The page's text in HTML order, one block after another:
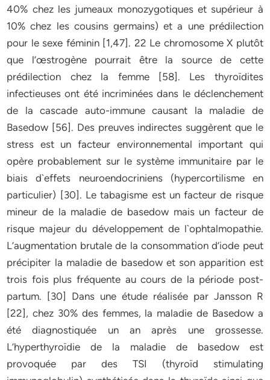
40% chez les jumeaux monozygotiques et supérieur à
10% chez les cousins germains) et a une prédilection
pour le sexe féminin [1,47]. 22 Le chromosome X plutôt
que l’œstrogène pourrait être la source de cette
prédilection chez la femme [58]. Les thyroïdites
infectieuses ont été incriminées dans le déclenchement
de la cascade auto-immune causant la maladie de
Basedow [56]. Des preuves indirectes suggèrent que le
stress est un facteur environnemental important qui
opère probablement sur le système immunitaire par le
biais d`effets neuroendocriniens (hypercortilisme en
particulier) [30]. Le tabagisme est un facteur de risque
mineur de la maladie de basedow mais un facteur de
risque majeur du développement de l`ophtalmopathie.
L’augmentation brutale de la consommation d’iode peut
précipiter la maladie de basedow et son apparition est
trois fois plus fréquente au cours de la période post-
partum. [30] Dans une étude réalisée par Jansson R
[22], chez 30% des femmes, la maladie de Basedow a
été diagnostiquée un an après une grossesse.
L’hyperthyroïdie de la maladie de basedow est
provoquée par des TSI (thyroïd stimulating